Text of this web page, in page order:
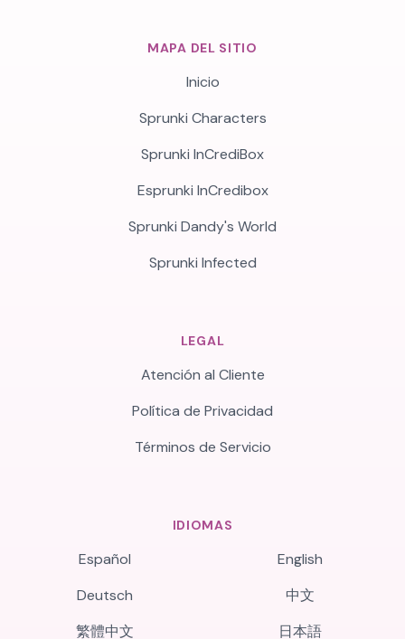
MAPA DEL SITIO
Inicio
Sprunki Characters
Sprunki InCrediBox
Esprunki InCredibox
Sprunki Dandy's World
Sprunki Infected
LEGAL
Atención al Cliente
Política de Privacidad
Términos de Servicio
IDIOMAS
Español
English
Deutsch
中文
繁體中文
日本語